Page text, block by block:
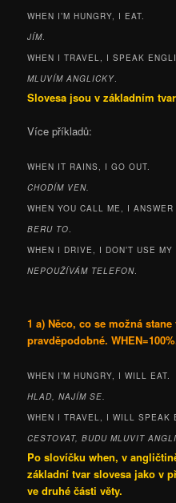
WHEN I’M
JÍM
WHEN I TRAVEL, I
MLUVÍM ANGLICKY
Slovesa jsou v základním
Více příkladů:
WHEN IT RAINS, I
CHODÍM VEN.
WHEN YOU CALL ME, I
BERU TO.
WHEN I DRIVE, I DON’T USE
NEPOUŽÍVÁM TELEFON.
1 a) Něco, co se možná
pravděpodobné.
WHEN I’M HUNGRY,
HLAD, NAJÍM SE.
WHEN I TRAVEL, I WILL
CESTOVAT, BUDU MLUVIT
Po slovíčku when, v
základní tvar slovesa jako v
ve druhé části věty.